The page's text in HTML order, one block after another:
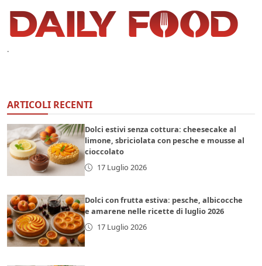
.
ARTICOLI RECENTI
Dolci estivi senza cottura: cheesecake al
limone, sbriciolata con pesche e mousse al
cioccolato
17 Luglio 2026
Dolci con frutta estiva: pesche, albicocche
e amarene nelle ricette di luglio 2026
17 Luglio 2026